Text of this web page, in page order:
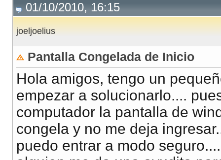
01/10/2010, 16:15
joeljoelius
Pantalla Congelada de Inicio
Hola amigos, tengo un
empezar a solucionarlo....
computador la pantalla de
congela y no me deja
puedo entrar a modo